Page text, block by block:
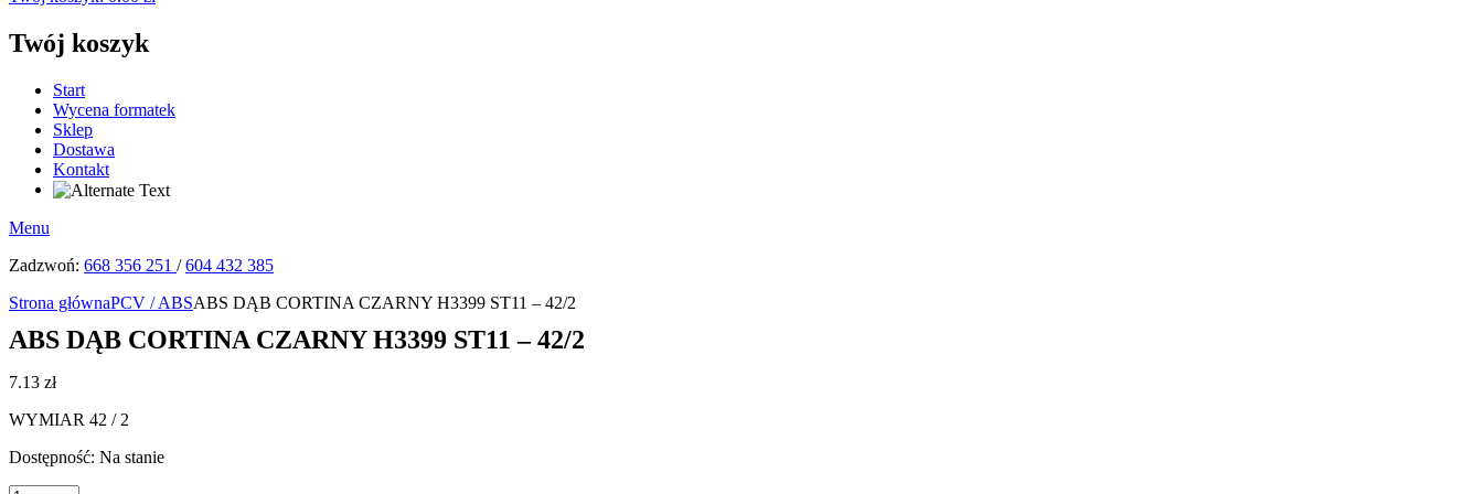
Twój koszyk
Start
Wycena formatek
Sklep
Dostawa
Kontakt
Menu
Zadzwoń: 668 356 251 /604 432 385
Strona głównaPCV / ABSABS DĄB CORTINA CZARNY H3399 ST11 – 42/2
ABS DĄB CORTINA CZARNY H3399 ST11 – 42/2
7.13 zł
WYMIAR 42 / 2
Dostępność: Na stanie